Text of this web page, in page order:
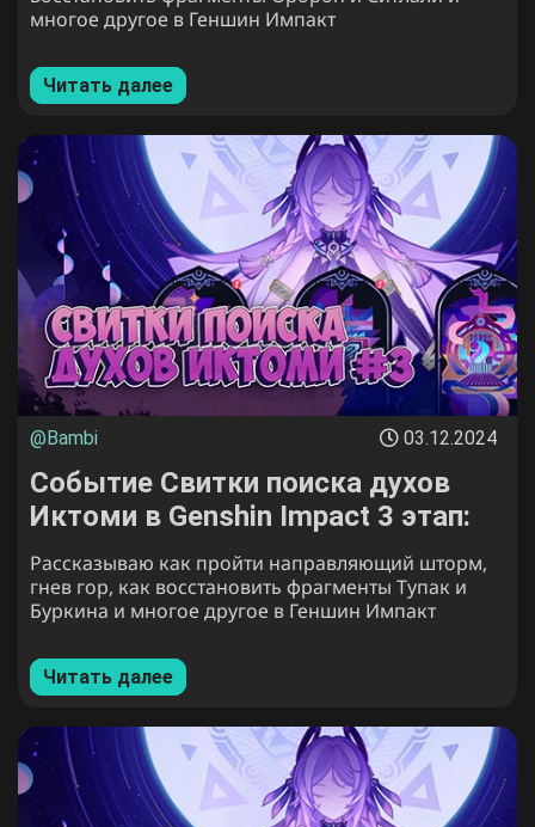
многое другое в Геншин Импакт
Читать далее
@Bambi 03.12.2024
Событие Свитки поиска духов
Иктоми в Genshin Impact 3 этап:
как пройти Сумеречный фрагмент
Тупак и Буркина
Рассказываю как пройти направляющий шторм,
гнев гор, как восстановить фрагменты Тупак и
Буркина и многое другое в Геншин Импакт
Читать далее